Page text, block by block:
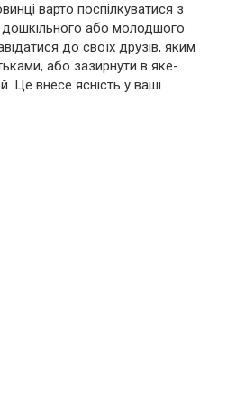
варто поспілкуватися з
або молодшого
до своїх друзів, яким
або зазирнути в яке-
Це внесе ясність у ваші